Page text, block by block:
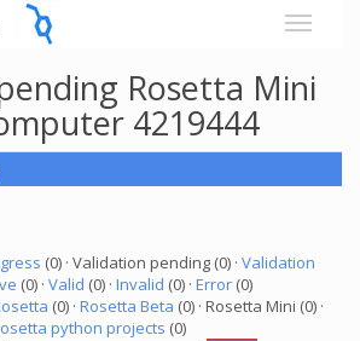
Rosetta Mini
4219444
(0) · Validation pending (0) · Validation
(0) · Valid (0) · Invalid (0) · Error (0)
(0) · Rosetta Beta (0) · Rosetta Mini (0) ·
python projects (0)